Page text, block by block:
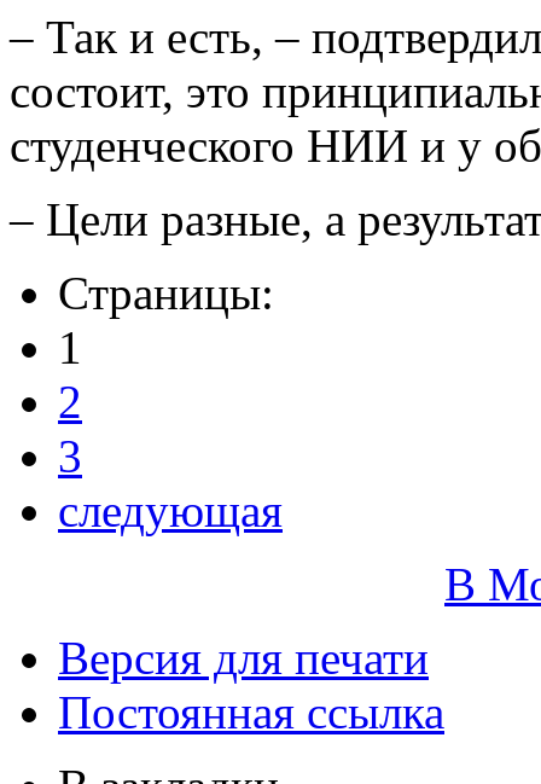
– Так и есть, –
состоит, это
студенческого НИИ и у
– Цели разные, а
Страницы:
1
2
3
следующая
В
Версия для печати
Постоянная ссылка